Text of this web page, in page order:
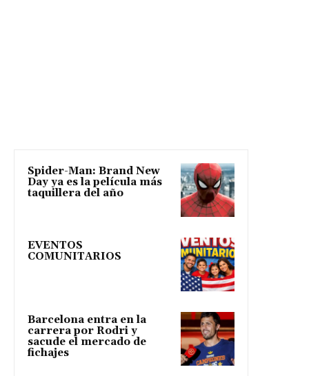
Spider-Man: Brand New
Day ya es la película más
taquillera del año
EVENTOS
COMUNITARIOS
Barcelona entra en la
carrera por Rodri y
sacude el mercado de
fichajes